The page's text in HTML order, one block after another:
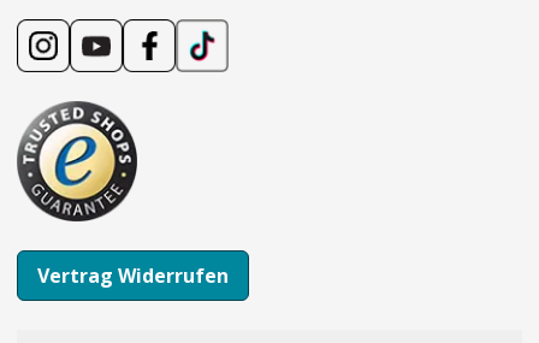
Vertrag Widerrufen